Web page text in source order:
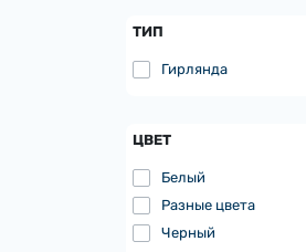
ТИП
Гирлянда
ЦВЕТ
Белый
Разные цвета
Черный